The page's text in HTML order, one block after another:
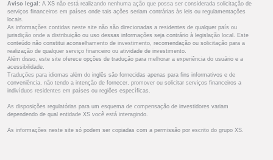
Aviso legal: A XS não está realizando nenhuma ação que possa ser considerada solicitação de
serviços financeiros em países onde tais ações seriam contrárias às leis ou regulamentações
locais.
As informações contidas neste site não são direcionadas a residentes de qualquer país ou
jurisdição onde a distribuição ou uso dessas informações seja contrário à legislação local. Este
conteúdo não constitui aconselhamento de investimento, recomendação ou solicitação para a
realização de qualquer serviço financeiro ou atividade de investimento.
Além disso, este site oferece opções de tradução para melhorar a experiência do usuário e a
acessibilidade.
Traduções para idiomas além do inglês são fornecidas apenas para fins informativos e de
conveniência, não tendo a intenção de fornecer, promover ou solicitar serviços financeiros a
indivíduos residentes em países ou regiões específicas.
As disposições regulatórias para um esquema de compensação de investidores variam
dependendo de qual entidade XS você está interagindo.
As informações neste site só podem ser copiadas com a permissão por escrito do grupo XS.